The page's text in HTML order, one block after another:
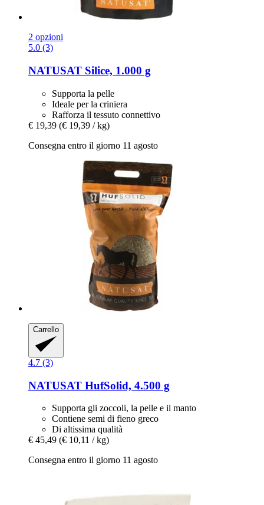
2 opzioni
5.0 (3)
NATUSAT Silice, 1.000 g
Supporta la pelle
Ideale per la criniera
Rafforza il tessuto connettivo
€ 19,39 (€ 19,39 / kg)
Consegna entro il giorno 11 agosto
Carrello
4.7 (3)
NATUSAT HufSolid, 4.500 g
Supporta gli zoccoli, la pelle e il manto
Contiene semi di fieno greco
Di altissima qualità
€ 45,49 (€ 10,11 / kg)
Consegna entro il giorno 11 agosto